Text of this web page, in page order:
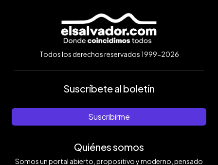
Todos los derechos reservados 1999-2026
Suscríbete al boletín
Suscribirme
Quiénes somos
Somos un portal abierto, propositivo y moderno, pensado